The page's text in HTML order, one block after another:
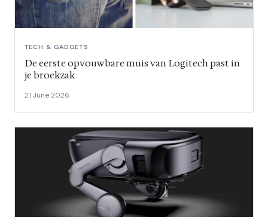
TECH & GADGETS
De eerste opvouwbare muis van Logitech past in
je broekzak
21 June 2026